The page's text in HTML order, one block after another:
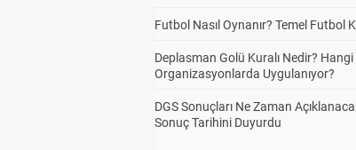
Futbol Nasıl Oynanır? Temel Futbol
Deplasman Golü Kuralı Nedir? Hangi
Organizasyonlarda Uygulanıyor?
DGS Sonuçları Ne Zaman
Sonuç Tarihini Duyurdu